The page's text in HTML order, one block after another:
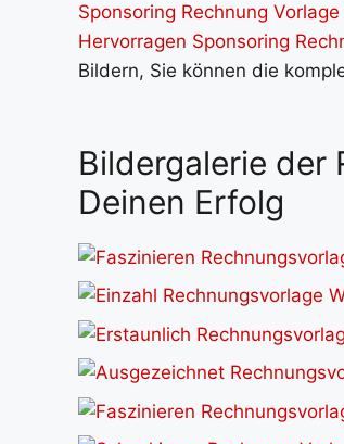
Sponsoring Rechnung
Hervorragen Sponsoring
Bildern, Sie können die
Bildergalerie der
Deinen Erfolg